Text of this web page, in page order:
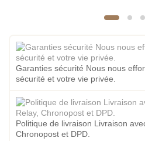
Garanties sécurité Nous nous
sécurité et votre vie privée.
Politique de livraison Livraison
Chronopost et DPD.